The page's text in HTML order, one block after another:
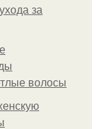
за
волосы